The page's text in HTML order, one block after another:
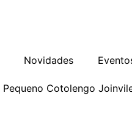
Novidades
Pequeno Cotolengo